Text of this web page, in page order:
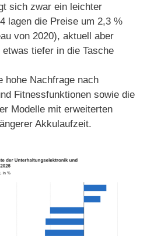
d
o
sich zwar ein leichter
lagen die Preise um 2,3 %
von 2020), aktuell aber
tiefer in die Tasche
hohe Nachfrage nach
Fitnessfunktionen sowie die
Modelle mit erweiterten
Akkulaufzeit.